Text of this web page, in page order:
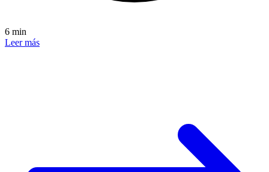
6 min
Leer más